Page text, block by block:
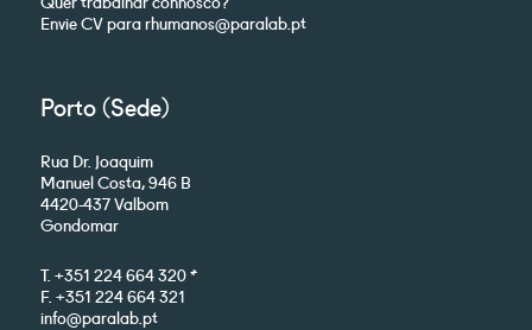
Envie CV para rhumanos@paralab.pt
Porto (Sede)
Rua Dr. Joaquim
Manuel Costa, 946 B
4420-437 Valbom
Gondomar
T. +351 224 664 320 *
F. +351 224 664 321
info@paralab.pt